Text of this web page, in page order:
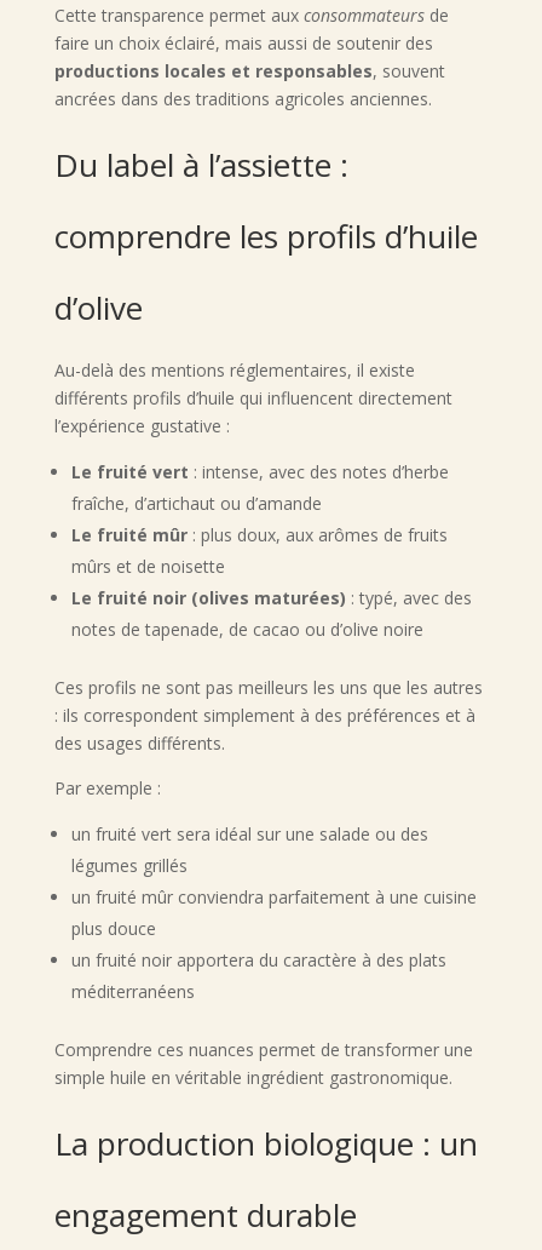
Cette transparence permet aux consommateursde
faire un choix éclairé, mais aussi de soutenir des
productions locales et responsables, souvent
ancrées dans des traditions agricoles anciennes.
Du label à l’assiette :
comprendre les profils d’huile
d’olive
Au-delà des mentions réglementaires, il existe
différents profils d’huile qui influencent directement
l’expérience gustative :
Le fruité vert : intense, avec des notes d’herbe
fraîche, d’artichaut ou d’amande
Le fruité mûr: plus doux, aux arômes de fruits
mûrs et de noisette
Le fruité noir (olives maturées) : typé, avec des
notes de tapenade, de cacao ou d’olive noire
Ces profils ne sont pas meilleurs les uns que les autres
: ils correspondent simplement à des préférences et à
des usages différents.
Par exemple :
un fruité vert sera idéal sur une salade ou des
légumes grillés
un fruité mûr conviendra parfaitement à une cuisine
plus douce
un fruité noir apportera du caractère à des plats
méditerranéens
Comprendre ces nuances permet de transformer une
simple huile en véritable ingrédient gastronomique.
La production biologique : un
engagement durable